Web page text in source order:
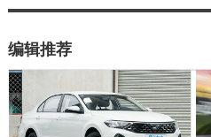
编辑推荐